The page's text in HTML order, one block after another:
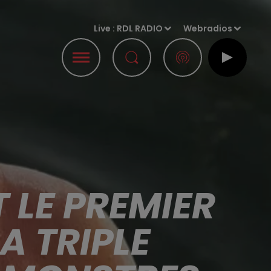
Live : RDL RADIO Webradios
PREMIER
TRIPLE